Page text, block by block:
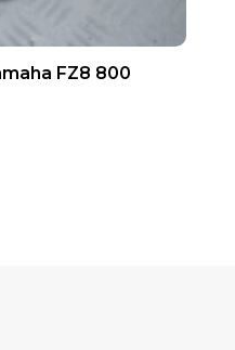
FZ8 800